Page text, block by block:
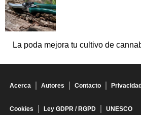
La poda mejora tu cultivo de
Acerca Autores Contacto Privacidad
Cookies Ley GDPR / RGPD UNESCO